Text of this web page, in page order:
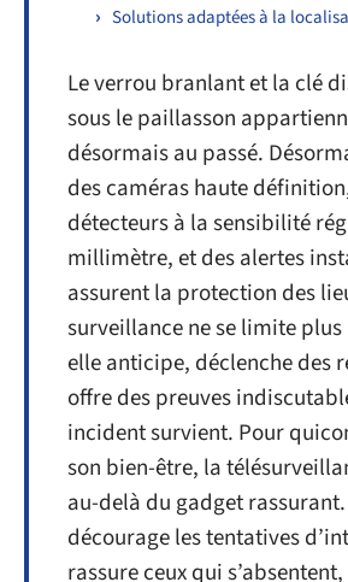
Solutions adaptées à la
Le verrou branlant et la clé
sous le paillasson
désormais au passé.
des caméras haute
détecteurs à la sensibilité
millimètre, et des alertes
assurent la protection des
surveillance ne se limite plus
elle anticipe, déclenche des
offre des preuves
incident survient. Pour
son bien-être, la
au-delà du gadget
décourage les tentatives
rassure ceux qui